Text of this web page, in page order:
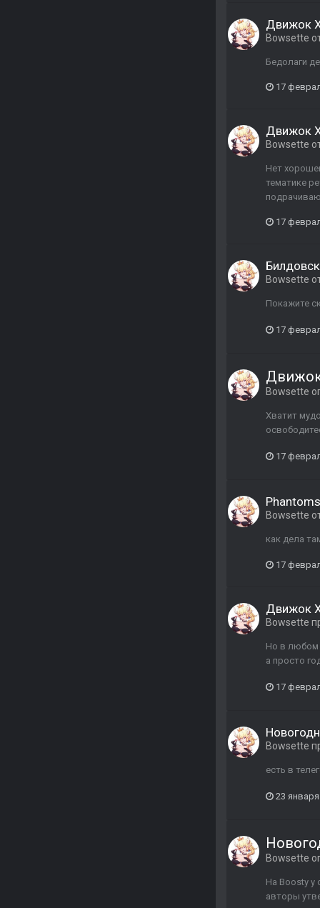
Движок
Bowsette
Бедолаги
17
Движок
Bowsette
Нет
тематике
17
Bowsette
Покажите
17
Движок
Bowsette
Хватит
17
Bowsette
как дела
17
Движок
Bowsette
Но в любом
а просто
17
Bowsette
есть в
23 января
Bowsette
На Boosty у
авторы